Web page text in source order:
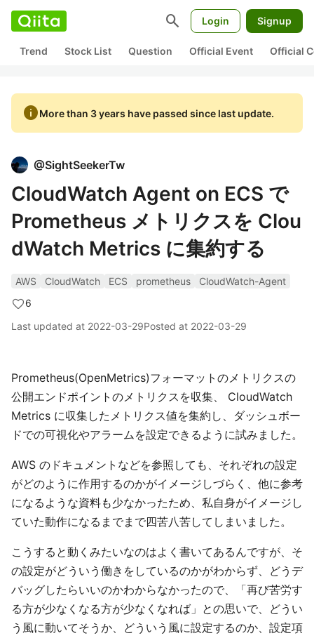
search Login Signup
Trend Stock List Question Official Event Official
infoMore than 3 years have passed since last update.
@SightSeekerTw
CloudWatch Agent on ECS で
Prometheus メトリクスを Clou
dWatch Metrics に集約する
AWS CloudWatch ECS prometheus
CloudWatch-Agent
6
Last updated at 2022-03-29Posted at 2022-03-29
Prometheus(OpenMetrics)フォーマットのメトリクスの
公開エンドポイントのメトリクスを収集、 CloudWatch
Metrics に収集したメトリクス値を集約し、ダッシュボー
ドでの可視化やアラームを設定できるように試みました。
AWS のドキュメントなどを参照しても、それぞれの設定
がどのように作用するのかがイメージしづらく、他に参考
になるような資料も少なかったため、私自身がイメージし
ていた動作になるまでまで四苦八苦してしまいました。
こうすると動くみたいなのはよく書いてあるんですが、そ
の設定がどういう働きをしているのかがわからず、どうデ
バッグしたらいいのかわからなかったので、「再び苦労す
る方が少なくなる方が少なくなれば」との思いで、どうい
う風に動いてそうか、どういう風に設定するのか、設定項